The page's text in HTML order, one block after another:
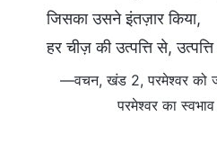
जिसका उसने इंतज़ार किया,
हर चीज़ की उत्पत्ति से,
—वचन, खंड 2, परमेश्वर को
परमेश्वर का